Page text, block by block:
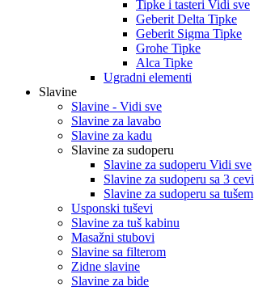
Tipke i tasteri Vidi sve
Geberit Delta Tipke
Geberit Sigma Tipke
Grohe Tipke
Alca Tipke
Ugradni elementi
Slavine
Slavine - Vidi sve
Slavine za lavabo
Slavine za kadu
Slavine za sudoperu
Slavine za sudoperu Vidi sve
Slavine za sudoperu sa 3 cevi
Slavine za sudoperu sa tušem
Usponski tuševi
Slavine za tuš kabinu
Masažni stubovi
Slavine sa filterom
Zidne slavine
Slavine za bide